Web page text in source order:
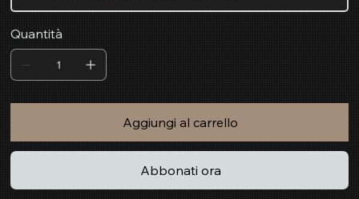
Quantità
Aggiungi al carrello
Abbonati ora